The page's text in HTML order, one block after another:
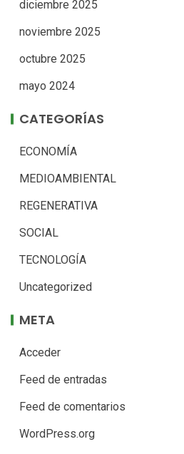
diciembre 2025
noviembre 2025
octubre 2025
mayo 2024
CATEGORÍAS
ECONOMÍA
MEDIOAMBIENTAL
REGENERATIVA
SOCIAL
TECNOLOGÍA
Uncategorized
META
Acceder
Feed de entradas
Feed de comentarios
WordPress.org